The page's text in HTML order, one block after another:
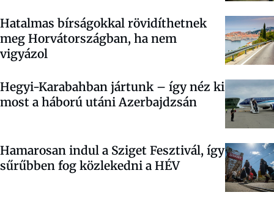
Hatalmas bírságokkal rövidíthetnek
meg Horvátországban, ha nem
vigyázol
Hegyi-Karabahban jártunk – így néz ki
most a háború utáni Azerbajdzsán
Hamarosan indul a Sziget Fesztivál, így
sűrűbben fog közlekedni a HÉV